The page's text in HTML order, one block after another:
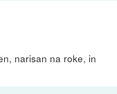
narisan na roke, in